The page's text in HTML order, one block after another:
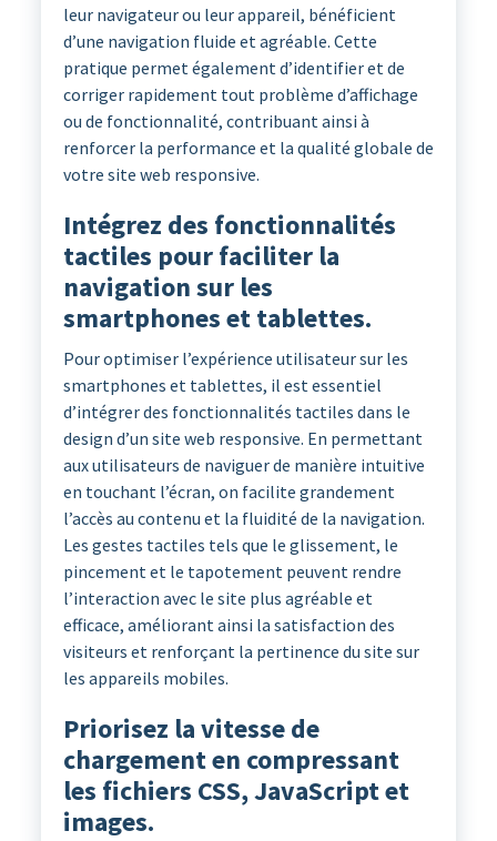
leur navigateur ou leur appareil, bénéficient
d’une navigation fluide et agréable. Cette
pratique permet également d’identifier et de
corriger rapidement tout problème d’affichage
ou de fonctionnalité, contribuant ainsi à
renforcer la performance et la qualité globale de
votre site web responsive.
Intégrez des fonctionnalités
tactiles pour faciliter la
navigation sur les
smartphones et tablettes.
Pour optimiser l’expérience utilisateur sur les
smartphones et tablettes, il est essentiel
d’intégrer des fonctionnalités tactiles dans le
design d’un site web responsive. En permettant
aux utilisateurs de naviguer de manière intuitive
en touchant l’écran, on facilite grandement
l’accès au contenu et la fluidité de la navigation.
Les gestes tactiles tels que le glissement, le
pincement et le tapotement peuvent rendre
l’interaction avec le site plus agréable et
efficace, améliorant ainsi la satisfaction des
visiteurs et renforçant la pertinence du site sur
les appareils mobiles.
Priorisez la vitesse de
chargement en compressant
les fichiers CSS, JavaScript et
images.